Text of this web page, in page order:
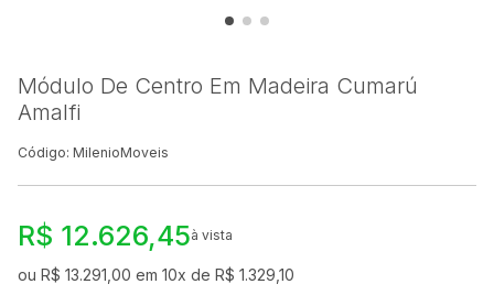
Módulo De Centro Em Madeira Cumarú
Amalfi
Código: MilenioMoveis
R$ 12.626,45à vista
ou R$ 13.291,00 em 10x de R$ 1.329,10